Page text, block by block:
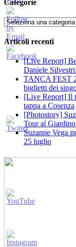
Categorie
Categorie
Articoli recenti
[Live Report]
Daniele
TANCA FEST
biglietti dei
[Live Report] Il
tappa a Cosenza
[Photostory]
Tour al
Suzanne Vega
25 luglio